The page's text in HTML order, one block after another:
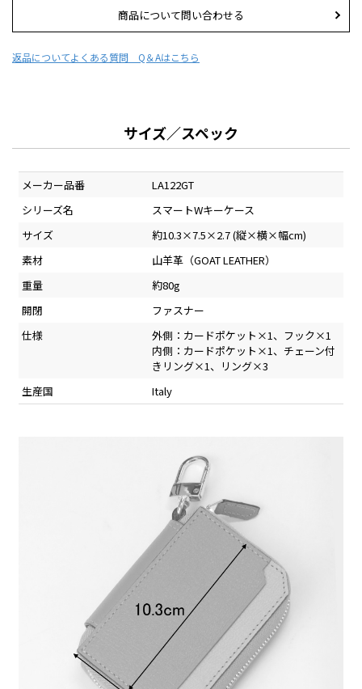
商品について問い合わせる
返品についてよくある質問 Q＆Aはこちら
サイズ／スペック
メーカー品番
LA122GT
シリーズ名
スマートWキーケース
サイズ
約10.3×7.5×2.7 (縦×横×幅cm)
素材
山羊革（GOAT LEATHER）
重量
約80g
開閉
ファスナー
仕様
外側：カードポケット×1、フック×1
内側：カードポケット×1、チェーン付
きリング×1、リング×3
生産国
Italy